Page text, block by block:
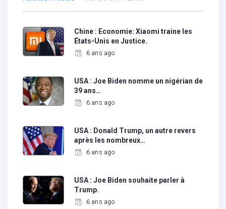
Chine : Economie: Xiaomi traine les
États-Unis en Justice.
6 ans ago
USA : Joe Biden nomme un nigérian de
39 ans…
6 ans ago
USA : Donald Trump, un autre revers
après les nombreux…
6 ans ago
USA : Joe Biden souhaite parler à
Trump.
6 ans ago